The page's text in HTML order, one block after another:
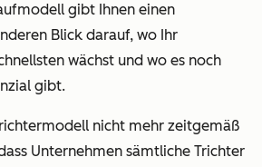
gibt Ihnen einen
Blick darauf, wo Ihr
wächst und wo es noch
gibt.
nicht mehr zeitgemäß
Unternehmen sämtliche Trichter